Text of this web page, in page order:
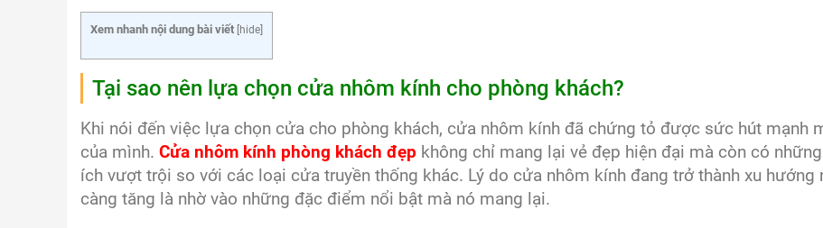
Xem nhanh nội dung bài viết hide
Tại sao nên lựa chọn cửa nhôm kính cho phòng khách?
Khi nói đến việc lựa chọn cửa cho phòng khách, cửa nhôm kính đã chứng tỏ được sức hút mạnh
của mình. Cửa nhôm kính phòng khách đẹp không chỉ mang lại vẻ đẹp hiện đại mà còn có
ích vượt trội so với các loại cửa truyền thống khác. Lý do cửa nhôm kính đang trở thành xu hướng
càng tăng là nhờ vào những đặc điểm nổi bật mà nó mang lại.